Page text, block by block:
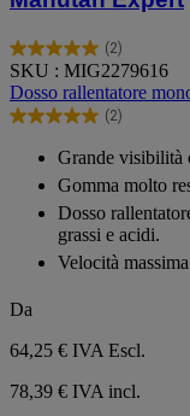
(2)
5.0
su
5
stelle.
recensioni
SKU : MIG2279616
Dosso rallentatore
(2)
5.0
stelle.
recensioni
Grande visibilità
Gomma molto
Dosso
grassi e acidi.
Velocità
Da
64,25 € IVA Escl.
78,39 € IVA incl.